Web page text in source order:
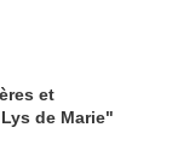
et
de Marie"